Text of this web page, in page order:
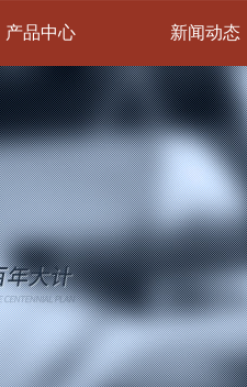
产品中心 新闻动态